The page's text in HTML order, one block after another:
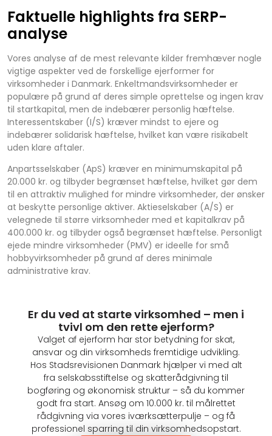
Faktuelle highlights fra SERP-
analyse
Vores analyse af de mest relevante kilder fremhæver nogle
vigtige aspekter ved de forskellige ejerformer for
virksomheder i Danmark. Enkeltmandsvirksomheder er
populære på grund af deres simple oprettelse og ingen krav
til startkapital, men de indebærer personlig hæftelse.
Interessentskaber (I/S) kræver mindst to ejere og
indebærer solidarisk hæftelse, hvilket kan være risikabelt
uden klare aftaler.
Anpartsselskaber (ApS) kræver en minimumskapital på
20.000 kr. og tilbyder begrænset hæftelse, hvilket gør dem
til en attraktiv mulighed for mindre virksomheder, der ønsker
at beskytte personlige aktiver. Aktieselskaber (A/S) er
velegnede til større virksomheder med et kapitalkrav på
400.000 kr. og tilbyder også begrænset hæftelse. Personligt
ejede mindre virksomheder (PMV) er ideelle for små
hobbyvirksomheder på grund af deres minimale
administrative krav.
Er du ved at starte virksomhed – men i
tvivl om den rette ejerform?
Valget af ejerform har stor betydning for skat,
ansvar og din virksomheds fremtidige udvikling.
Hos Stadsrevisionen Danmark hjælper vi med alt
fra selskabsstiftelse og skatterådgivning til
bogføring og økonomisk struktur – så du kommer
godt fra start. Ansøg om 10.000 kr. til målrettet
rådgivning via vores iværksætterpulje – og få
professionel sparring til din virksomhedsopstart.